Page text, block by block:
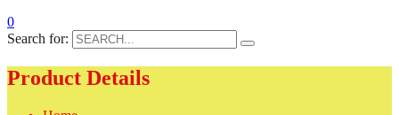
0
Search for:
Product Details